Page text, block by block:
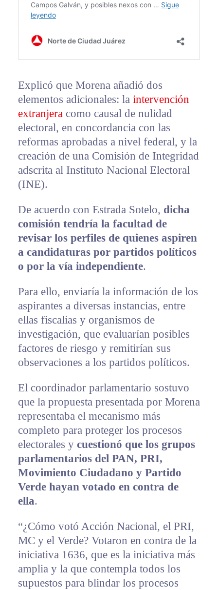
Explicó que Morena añadió dos
elementos adicionales: la intervención
extranjeracomo causal de nulidad
electoral, en concordancia con las
reformas aprobadas a nivel federal, y la
creación de una Comisión de Integridad
adscrita al Instituto Nacional Electoral
(INE).
De acuerdo con Estrada Sotelo, dicha
comisión tendría la facultad de
revisar los perfiles de quienes aspiren
a candidaturas por partidos políticos
o por la vía independiente.
Para ello, enviaría la información de los
aspirantes a diversas instancias, entre
ellas fiscalías y organismos de
investigación, que evaluarían posibles
factores de riesgo y remitirían sus
observaciones a los partidos políticos.
El coordinador parlamentario sostuvo
que la propuesta presentada por Morena
representaba el mecanismo más
completo para proteger los procesos
electorales y cuestionó que los grupos
parlamentarios del PAN, PRI,
Movimiento Ciudadano y Partido
Verde hayan votado en contra de
ella.
“¿Cómo votó Acción Nacional, el PRI,
MC y el Verde? Votaron en contra de la
iniciativa 1636, que es la iniciativa más
amplia y la que contempla todos los
supuestos para blindar los procesos